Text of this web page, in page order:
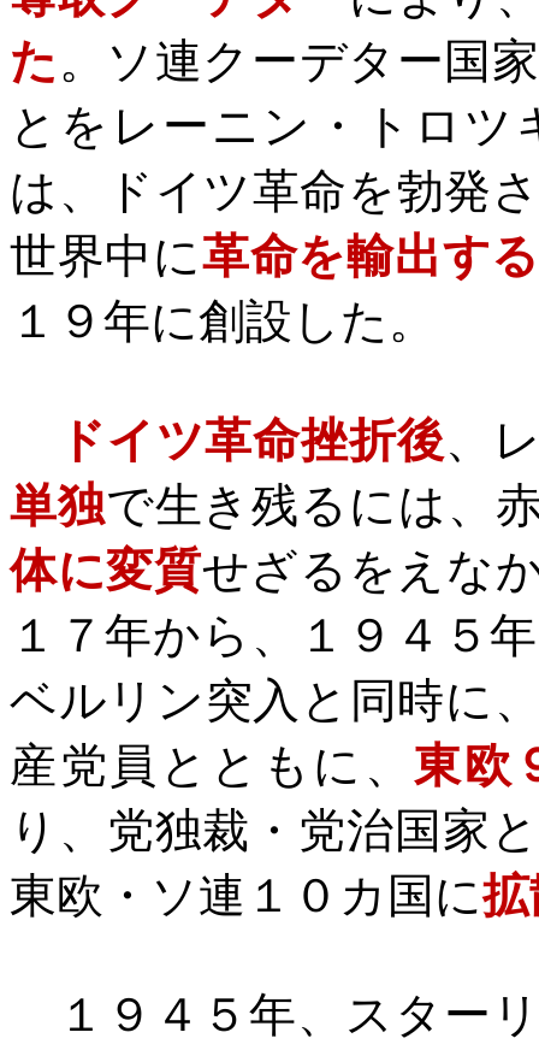
た 。ソ連クーデター国家
とをレーニン・トロ
は、ドイツ革命を勃発
世界中に革命を輸出す
１９年に創設した。
ドイツ革命挫折後、
単独で生き残るには、
体に変質せざるをえな
１７年から、１９４５
ベルリン突入と同時に
産党員とともに、 東欧
り、党独裁・党治国家
東欧・ソ連１０カ国に
１９４５年、スター